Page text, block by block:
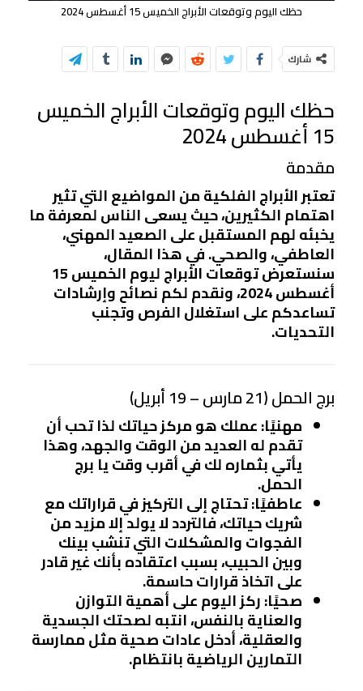
حظك اليوم وتوقعات الأبراج الخميس 15 أغسطس 2024
شارك
حظك اليوم وتوقعات الأبراج الخميس
15 أغسطس 2024
مقدمة
تعتبر الأبراج الفلكية من المواضيع التي تثير
اهتمام الكثيرين، حيث يسعى الناس لمعرفة ما
يخبئه لهم المستقبل على الصعيد المهني،
العاطفي، والصحي. في هذا المقال،
سنستعرض توقعات الأبراج ليوم الخميس 15
أغسطس 2024، ونقدم لكم نصائح وإرشادات
تساعدكم على استغلال الفرص وتجنب
التحديات.
برج الحمل (21 مارس – 19 أبريل)
مهنيًا: عملك هو مركز حياتك لذا تحب أن
تقدم له العديد من الوقت والجهد، وهذا
يأتي بثماره لك في أقرب وقت يا برج
الحمل.
عاطفيًا: تحتاج إلى التركيز في قراراتك مع
شريك حياتك، فالتردد لا يولد إلا مزيد من
الفجوات والمشكلات التي تنشب بينك
وبين الحبيب، بسبب اعتقاده بأنك غير قادر
على اتخاذ قرارات حاسمة.
صحيًا: ركز اليوم على أهمية التوازن
والعناية بالنفس، انتبه لصحتك الجسدية
والعقلية، أدخل عادات صحية مثل ممارسة
التمارين الرياضية بانتظام.